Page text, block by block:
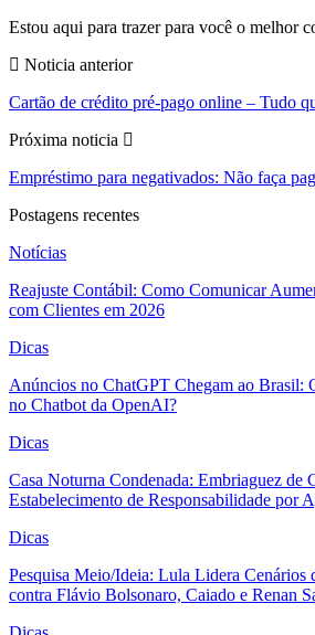
Estou aqui para trazer para você o melhor
Noticia anterior
Cartão de crédito pré-pago online – Tudo
Próxima noticia
Empréstimo para negativados: Não faça
Postagens recentes
Notícias
Reajuste Contábil: Como Comunicar
com Clientes em 2026
Dicas
Anúncios no ChatGPT Chegam ao Brasil:
no Chatbot da OpenAI?
Dicas
Casa Noturna Condenada: Embriaguez de
Estabelecimento de Responsabilidade por
Dicas
Pesquisa Meio/Ideia: Lula Lidera Cenários
contra Flávio Bolsonaro, Caiado e Renan